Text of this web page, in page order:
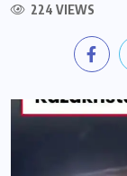
224 VIEWS